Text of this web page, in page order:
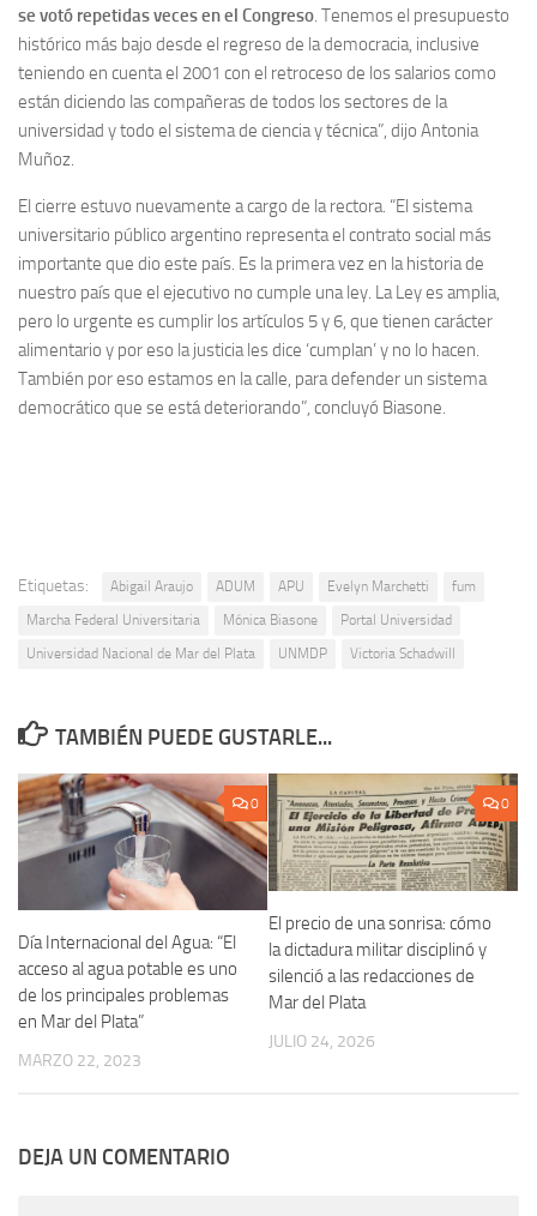
se votó repetidas veces en el Congreso. Tenemos el presupuesto
histórico más bajo desde el regreso de la democracia, inclusive
teniendo en cuenta el 2001 con el retroceso de los salarios como
están diciendo las compañeras de todos los sectores de la
universidad y todo el sistema de ciencia y técnica”, dijo Antonia
Muñoz.
El cierre estuvo nuevamente a cargo de la rectora. “El sistema
universitario público argentino representa el contrato social más
importante que dio este país. Es la primera vez en la historia de
nuestro país que el ejecutivo no cumple una ley. La Ley es amplia,
pero lo urgente es cumplir los artículos 5 y 6, que tienen carácter
alimentario y por eso la justicia les dice ‘cumplan’ y no lo hacen.
También por eso estamos en la calle, para defender un sistema
democrático que se está deteriorando”, concluyó Biasone.
Etiquetas: Abigail Araujo ADUM APU Evelyn Marchetti
fum
Marcha Federal Universitaria
Mónica Biasone
Portal Universidad
Universidad Nacional de Mar del Plata
UNMDP Victoria Schadwill
TAMBIÉN PUEDE GUSTARLE...
0
Día Internacional del Agua: “El
acceso al agua potable es uno
de los principales problemas
en Mar del Plata”
MARZO 22, 2023
0
El precio de una sonrisa: cómo
la dictadura militar disciplinó y
silenció a las redacciones de
Mar del Plata
JULIO 24, 2026
DEJA UN COMENTARIO